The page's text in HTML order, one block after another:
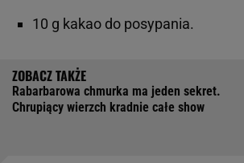
10 g kakao do posypania.
Rabarbarowa chmurka ma jeden sekret.
Chrupiący wierzch kradnie całe show